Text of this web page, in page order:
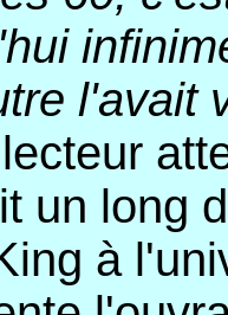
l'avait
un long
à